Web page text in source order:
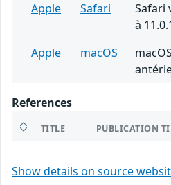
Apple
Safari
Safari
à
Apple
macOS
References
TITLE PUBLICATION
Show details on source